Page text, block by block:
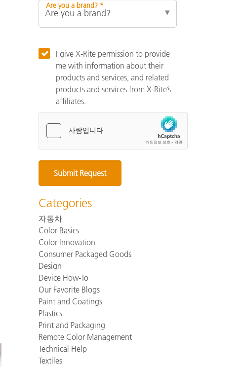
Are you a brand? *
I give X-Rite permission to provide
me with information about their
products and services, and related
products and services from X-Rite’s
affiliates.
Categories
자동차
Color Basics
Color Innovation
Consumer Packaged Goods
Design
Device How-To
Our Favorite Blogs
Paint and Coatings
Plastics
Print and Packaging
Remote Color Management
Technical Help
Textiles